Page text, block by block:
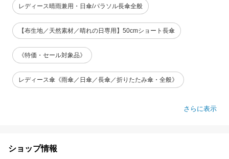
レディース晴雨兼用・日傘/パラソル長傘全般
【布生地／天然素材／晴れの日専用】50cmショート長傘
《特価・セール対象品》
レディース傘《雨傘／日傘／長傘／折りたたみ傘・全般》
さらに表示
ショップ情報